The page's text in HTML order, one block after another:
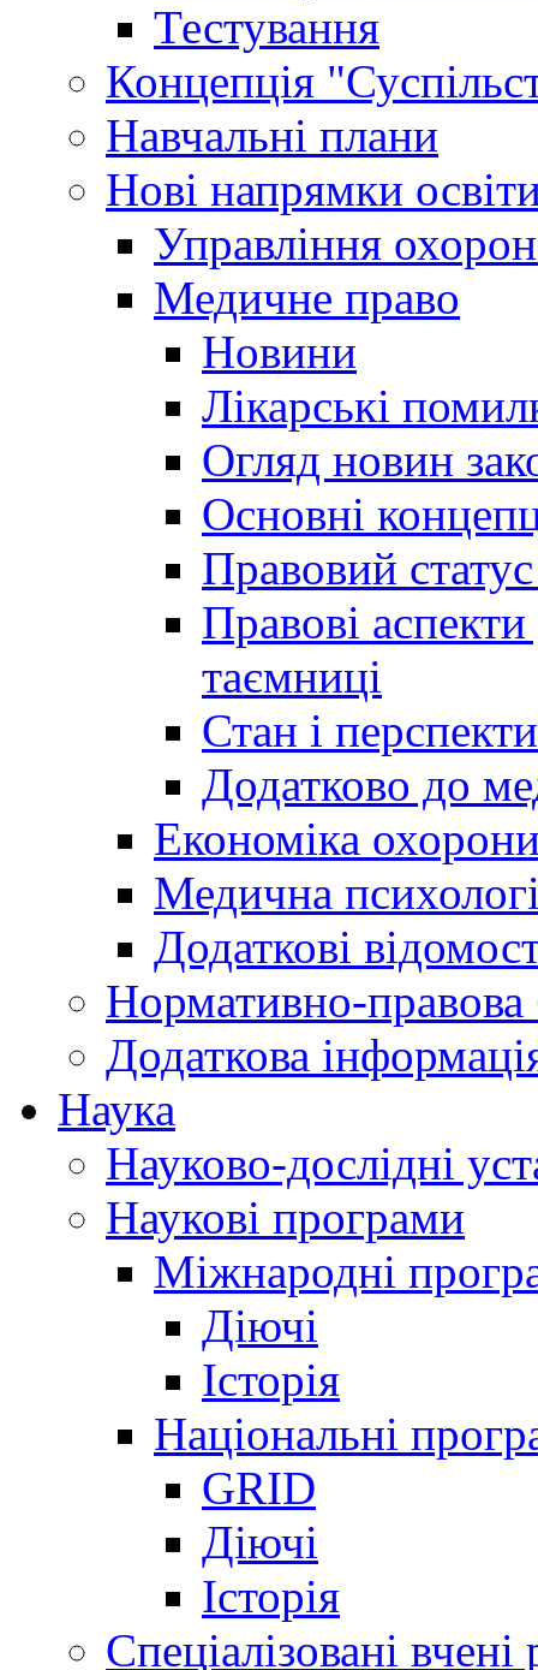
Тестування
Концепція
Навчальні плани
Нові напрямки
Управління
Медичне право
Новини
Лікарські
Огляд новин
Основні
Правовий
Правові
таємниці
Стан і
Додатково до
Економіка
Медична
Додаткові
Нормативно-правова
Додаткова
Наука
Науково-дослідні
Наукові програми
Міжнародні
Діючі
Історія
Національні
GRID
Діючі
Історія
Спеціалізовані вчені